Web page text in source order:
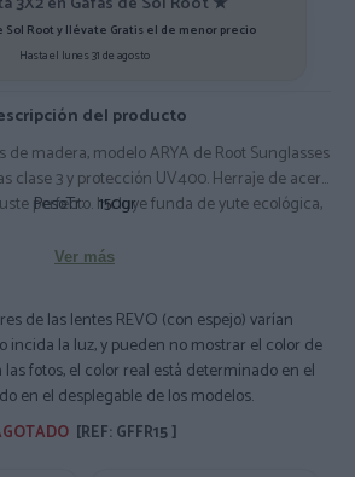
Sol Root y llévate Gratis el de menor precio
Hasta el lunes 31 de agosto
del producto
de madera, modelo ARYA de Root Sunglasses
clase 3 y protección UV400. Herraje de acero
perfecto. Incluye funda de yute ecológica,
PesoTr: 150gr
Ver más
de las lentes REVO (con espejo) varían
incida la luz, y pueden no mostrar el color de
fotos, el color real está determinado en el
en el desplegable de los modelos.
[REF: GFFR15 ]